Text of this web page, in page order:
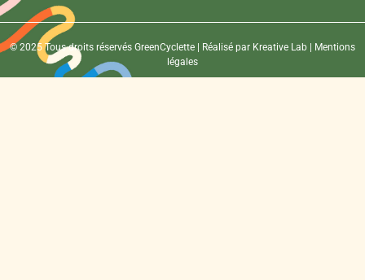
© 2025 Tous droits réservés GreenCyclette | Réalisé par Kreative Lab | Mentions
légales